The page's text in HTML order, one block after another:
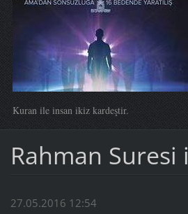
Kuran ile insan ikiz kardeştir.
Rahman Suresi
27.05.2016 12:54